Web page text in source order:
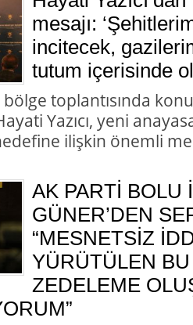
mesajı:
incitecek,
tutum içerisinde
bölge toplantısında
Yazıcı, yeni
ilişkin önemli
AK PARTİ BOLU
GÜNER’DEN
“MESNETSİZ
YÜRÜTÜLEN
ZEDELEME